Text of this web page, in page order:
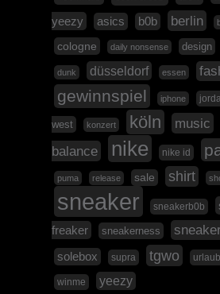
yeezy
asics b0b berlin
cologne daily nonsense design
dunk düsseldorf essen
gewinnspiel iphone
west konzert köln music
balance
nike nike id
puma release sale shirt
sneaker sneakerb0b
freaker
sneakerness
solebox supra tgwo urlaub
winme yeezy